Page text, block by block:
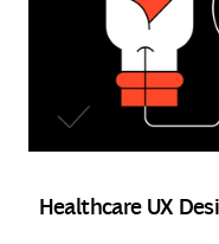
Healthcare UX